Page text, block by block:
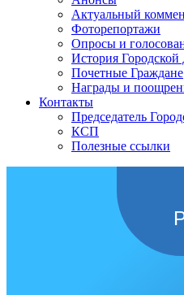
Актуальный
Фоторепортажи
Опросы и
История
Почетные Граждане
Награды и
Контакты
Председатель
КСП
Полезные ссылки